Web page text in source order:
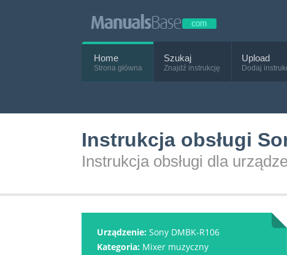
Home
Strona główna
Szukaj
Znajdź instrukcję
Upload
Dodaj
Instrukcja obsługi
Instrukcja obsługi dla
Urządzenie: Sony DMBK-R106
Kategoria: Mixer muzyczny